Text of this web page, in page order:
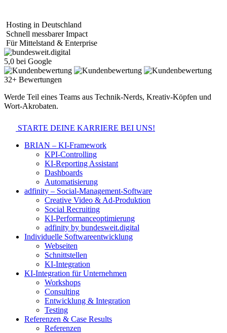
Hosting in Deutschland
Schnell messbarer Impact
Für Mittelstand & Enterprise
5,0 bei Google
32+ Bewertungen
Werde Teil eines Teams aus Technik-Nerds, Kreativ-Köpfen und
Wort-Akrobaten.
STARTE DEINE KARRIERE BEI UNS!
BRIAN – KI-Framework
KPI-Controlling
KI-Reporting Assistant
Dashboards
Automatisierung
adfinity – Social-Management-Software
Creative Video & Ad-Produktion
Social Recruiting
KI-Performanceoptimierung
adfinity by bundesweit.digital
Individuelle Softwareentwicklung
Webseiten
Schnittstellen
KI-Integration
KI-Integration für Unternehmen
Workshops
Consulting
Entwicklung & Integration
Testing
Referenzen & Case Results
Referenzen